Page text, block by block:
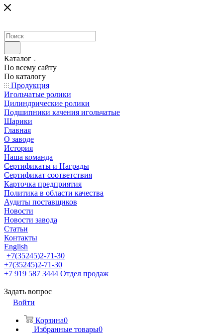
Каталог
По всему сайту
По каталогу
Продукция
Игольчатые ролики
Цилиндрические ролики
Подшипники качения игольчатые
Шарики
Главная
О заводе
История
Наша команда
Сертификаты и Награды
Сертификат соответствия
Карточка предприятия
Политика в области качества
Аудиты поставщиков
Новости
Новости завода
Статьи
Контакты
English
+7(35245)2-71-30
+7(35245)2-71-30
+7 919 587 3444 Отдел продаж
Задать вопрос
Войти
Корзина0
Избранные товары0